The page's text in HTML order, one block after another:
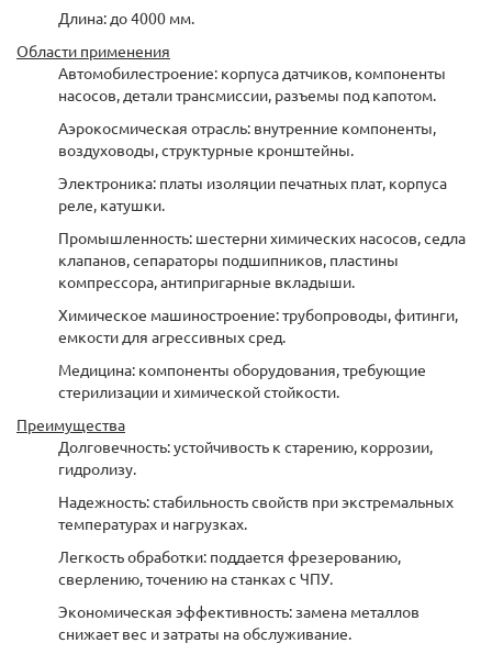
Длина: до 4000 мм.
Области применения
Автомобилестроение: корпуса датчиков, компоненты
насосов, детали трансмиссии, разъемы под капотом.
Аэрокосмическая отрасль: внутренние компоненты,
воздуховоды, структурные кронштейны.
Электроника: платы изоляции печатных плат, корпуса
реле, катушки.
Промышленность: шестерни химических насосов, седла
клапанов, сепараторы подшипников, пластины
компрессора, антипригарные вкладыши.
Химическое машиностроение: трубопроводы, фитинги,
емкости для агрессивных сред.
Медицина: компоненты оборудования, требующие
стерилизации и химической стойкости.
Преимущества
Долговечность: устойчивость к старению, коррозии,
гидролизу.
Надежность: стабильность свойств при экстремальных
температурах и нагрузках.
Легкость обработки: поддается фрезерованию,
сверлению, точению на станках с ЧПУ.
Экономическая эффективность: замена металлов
снижает вес и затраты на обслуживание.